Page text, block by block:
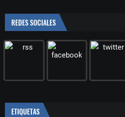
REDES SOCIALES
ETIQUETAS